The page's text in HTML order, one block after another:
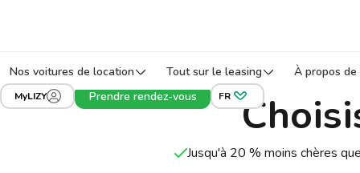
Nos voitures de location Tout sur le leasing À propos de
MyLIZY Prendre rendez-vous FR
Jusqu'à 20 % moins chères